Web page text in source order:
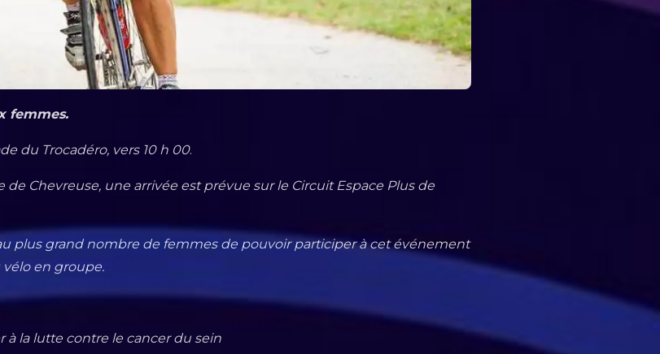
femmes.
du Trocadéro, vers 10 h 00.
de Chevreuse, une arrivée est prévue sur le Circuit Espace Plus de
plus grand nombre de femmes de pouvoir participer à cet événement
en groupe.
à la lutte contre le cancer du sein